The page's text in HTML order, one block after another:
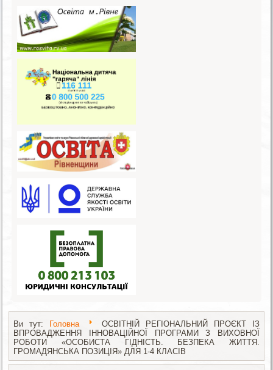
Ви тут: Головна
ОСВІТНІЙ РЕГІОНАЛЬНИЙ ПРОЄКТ ІЗ
ВПРОВАДЖЕННЯ ІННОВАЦІЙНОЇ ПРОГРАМИ З ВИХОВНОЇ
РОБОТИ «ОСОБИСТА ГІДНІСТЬ. БЕЗПЕКА ЖИТТЯ.
ГРОМАДЯНСЬКА ПОЗИЦІЯ» ДЛЯ 1-4 КЛАСІВ